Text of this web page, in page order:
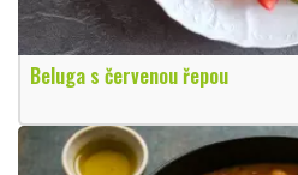
Beluga s červenou řepou